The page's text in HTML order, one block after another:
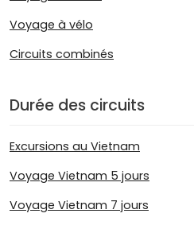
Voyage à vélo
Circuits combinés
Durée des circuits
Excursions au Vietnam
Voyage Vietnam 5 jours
Voyage Vietnam 7 jours